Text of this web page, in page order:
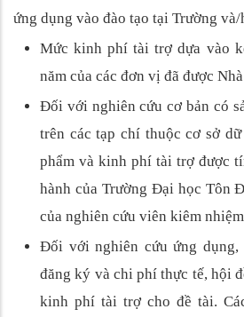
ứng dụng vào đào tạo tại Trường
Mức kinh phí tài trợ dựa vào
năm của các đơn vị đã được
Đối với nghiên cứu cơ bản có
trên các tạp chí thuộc cơ sở dữ
phẩm và kinh phí tài trợ được
hành của Trường Đại học Tôn
của nghiên cứu viên kiêm
Đối với nghiên cứu ứng dụng,
đăng ký và chi phí thực tế, hội
kinh phí tài trợ cho đề tài.